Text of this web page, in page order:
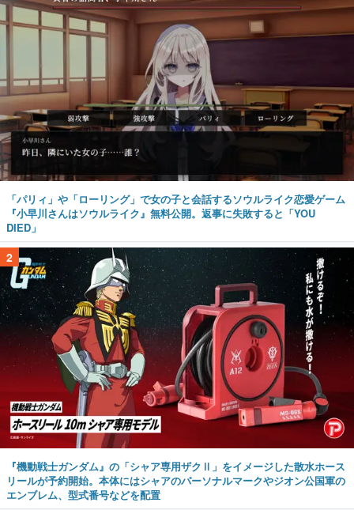
「パリィ」や「ローリング」で女の子と会話するソウルライク恋愛ゲーム
『小早川さんはソウルライク』無料公開。返事に失敗すると「YOU
DIED」
2
『機動戦士ガンダム』の「シャア専用ザクⅡ」をイメージした散水ホース
リールが予約開始。本体にはシャアのパーソナルマークやジオン公国軍の
エンブレム、型式番号などを配置